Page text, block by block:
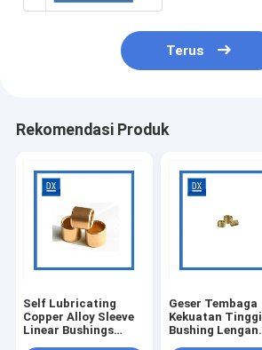
Terus
Rekomendasi Produk
Self Lubricating
Copper Alloy Sleeve
Linear Bushings
Geser Tembaga
Kekuatan Tinggi
Bushing Lengan